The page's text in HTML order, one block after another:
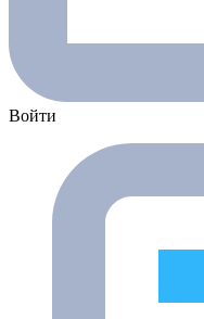
Войти